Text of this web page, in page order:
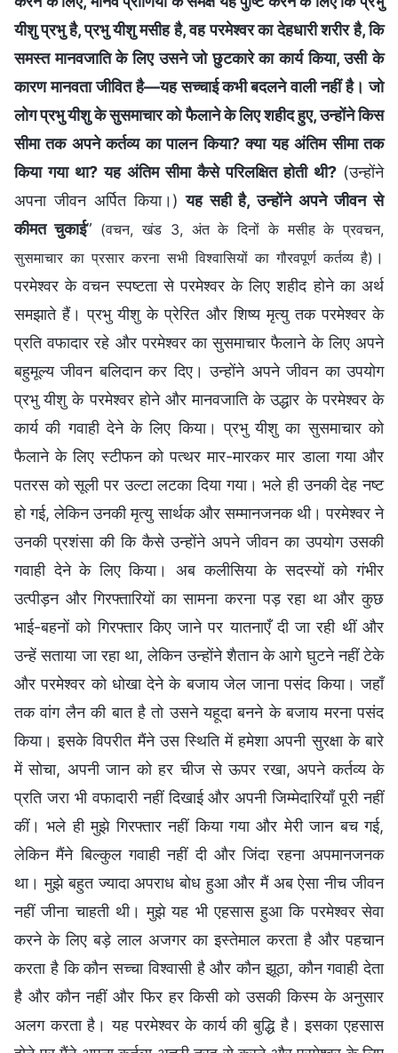
यीशु प्रभु है, प्रभु यीशु मसीह है, वह परमेश्वर का देहधारी शरीर है, कि
समस्त मानवजाति के लिए उसने जो छुटकारे का कार्य किया, उसी के
कारण मानवता जीवित है—यह सच्चाई कभी बदलने वाली नहीं है। जो
लोग प्रभु यीशु के सुसमाचार को फैलाने के लिए शहीद हुए, उन्होंने किस
सीमा तक अपने कर्तव्य का पालन किया? क्या यह अंतिम सीमा तक
किया गया था? यह अंतिम सीमा कैसे परिलक्षित होती थी? (उन्होंने
अपना जीवन अर्पित किया।) यह सही है, उन्होंने अपने जीवन से
कीमत चुकाई” (वचन, खंड 3, अंत के दिनों के मसीह के प्रवचन,
सुसमाचार का प्रसार करना सभी विश्वासियों का गौरवपूर्ण कर्तव्य है) ।
परमेश्वर के वचन स्पष्टता से परमेश्वर के लिए शहीद होने का अर्थ
समझाते हैं। प्रभु यीशु के प्रेरित और शिष्य मृत्यु तक परमेश्वर के
प्रति वफादार रहे और परमेश्वर का सुसमाचार फैलाने के लिए अपने
बहुमूल्य जीवन बलिदान कर दिए। उन्होंने अपने जीवन का उपयोग
प्रभु यीशु के परमेश्वर होने और मानवजाति के उद्धार के परमेश्वर के
कार्य की गवाही देने के लिए किया। प्रभु यीशु का सुसमाचार को
फैलाने के लिए स्टीफन को पत्थर मार-मारकर मार डाला गया और
पतरस को सूली पर उल्टा लटका दिया गया। भले ही उनकी देह नष्ट
हो गई, लेकिन उनकी मृत्यु सार्थक और सम्मानजनक थी। परमेश्वर ने
उनकी प्रशंसा की कि कैसे उन्होंने अपने जीवन का उपयोग उसकी
गवाही देने के लिए किया। अब कलीसिया के सदस्यों को गंभीर
उत्पीड़न और गिरफ्तारियों का सामना करना पड़ रहा था और कुछ
भाई-बहनों को गिरफ्तार किए जाने पर यातनाएँ दी जा रही थीं और
उन्हें सताया जा रहा था, लेकिन उन्होंने शैतान के आगे घुटने नहीं टेके
और परमेश्वर को धोखा देने के बजाय जेल जाना पसंद किया। जहाँ
तक वांग लैन की बात है तो उसने यहूदा बनने के बजाय मरना पसंद
किया। इसके विपरीत मैंने उस स्थिति में हमेशा अपनी सुरक्षा के बारे
में सोचा, अपनी जान को हर चीज से ऊपर रखा, अपने कर्तव्य के
प्रति जरा भी वफादारी नहीं दिखाई और अपनी जिम्मेदारियाँ पूरी नहीं
कीं। भले ही मुझे गिरफ्तार नहीं किया गया और मेरी जान बच गई,
लेकिन मैंने बिल्कुल गवाही नहीं दी और जिंदा रहना अपमानजनक
था। मुझे बहुत ज्यादा अपराध बोध हुआ और मैं अब ऐसा नीच जीवन
नहीं जीना चाहती थी। मुझे यह भी एहसास हुआ कि परमेश्वर सेवा
करने के लिए बड़े लाल अजगर का इस्तेमाल करता है और पहचान
करता है कि कौन सच्चा विश्वासी है और कौन झूठा, कौन गवाही देता
है और कौन नहीं और फिर हर किसी को उसकी किस्म के अनुसार
अलग करता है। यह परमेश्वर के कार्य की बुद्धि है। इसका एहसास